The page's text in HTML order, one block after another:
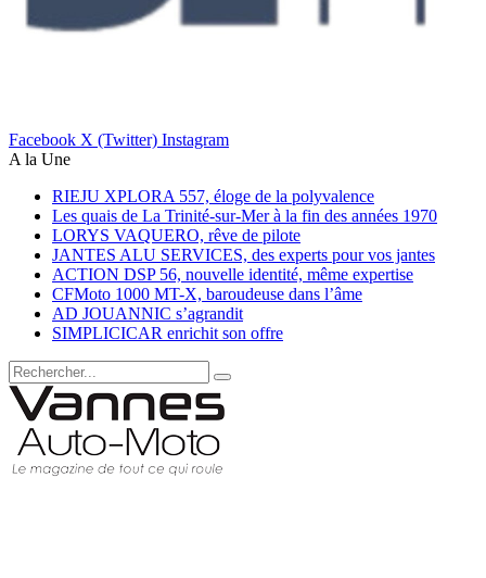
Facebook X (Twitter) Instagram
A la Une
RIEJU XPLORA 557, éloge de la polyvalence
Les quais de La Trinité-sur-Mer à la fin des années 1970
LORYS VAQUERO, rêve de pilote
JANTES ALU SERVICES, des experts pour vos jantes
ACTION DSP 56, nouvelle identité, même expertise
CFMoto 1000 MT-X, baroudeuse dans l’âme
AD JOUANNIC s’agrandit
SIMPLICICAR enrichit son offre